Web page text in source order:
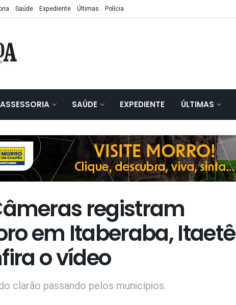
Saúde Expediente Últimas Polícia
ASSESSORIA SAÚDE EXPEDIENTE ÚLTIMAS
registram
em Itaberaba, Itaetê
o vídeo
clarão passando pelos municípios.